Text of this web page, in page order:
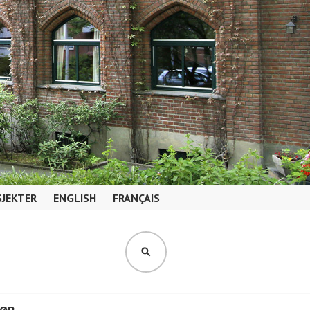
ENGLISH FRANÇAIS
SØK